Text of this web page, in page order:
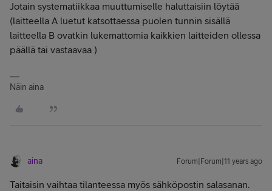
Jotain systematiikkaa muuttumiselle haluttaisiin löytää
(laitteella A luetut katsottaessa puolen tunnin sisällä
laitteella B ovatkin lukemattomia kaikkien laitteiden ollessa
päällä tai vastaavaa )
Näin aina
aina Forum|Forum|11 years ago
Taitaisin vaihtaa tilanteessa myös sähköpostin salasanan.